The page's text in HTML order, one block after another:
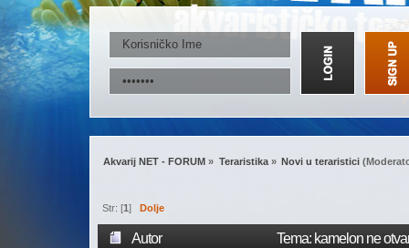
Akvarij NET - FORUM » Teraristika» Novi u teraristici
Str: [1] Dolje
Autor Tema: kamelon ne